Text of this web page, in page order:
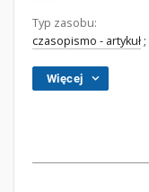
Typ zasobu:
czasopismo - artykuł ;
Więcej